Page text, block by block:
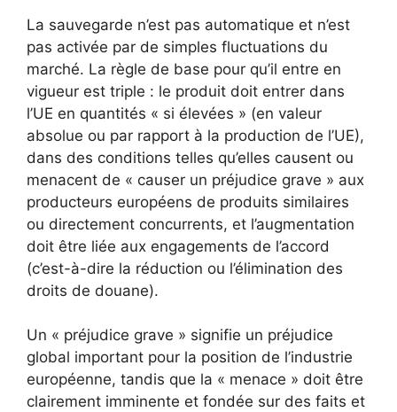
La sauvegarde n’est pas automatique et n’est
pas activée par de simples fluctuations du
marché. La règle de base pour qu’il entre en
vigueur est triple : le produit doit entrer dans
l’UE en quantités « si élevées » (en valeur
absolue ou par rapport à la production de l’UE),
dans des conditions telles qu’elles causent ou
menacent de « causer un préjudice grave » aux
producteurs européens de produits similaires
ou directement concurrents, et l’augmentation
doit être liée aux engagements de l’accord
(c’est-à-dire la réduction ou l’élimination des
droits de douane).
Un « préjudice grave » signifie un préjudice
global important pour la position de l’industrie
européenne, tandis que la « menace » doit être
clairement imminente et fondée sur des faits et